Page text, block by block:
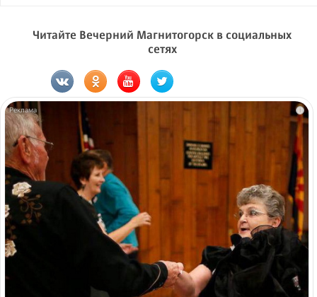
Читайте Вечерний Магнитогорск в социальных
сетях
i